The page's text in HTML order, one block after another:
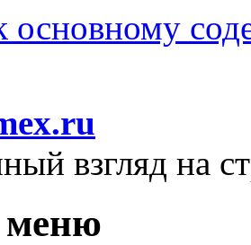
основному
взгляд на
меню